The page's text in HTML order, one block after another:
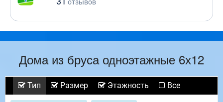
отзывов
Дома из бруса одноэтажные 6х12
Тип Размер Этажность Все